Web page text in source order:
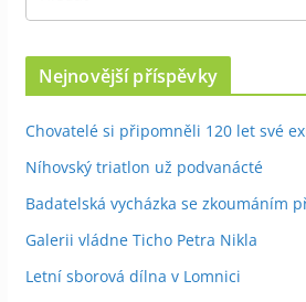
Nejnovější příspěvky
Chovatelé si připomněli 120 let své
Níhovský triatlon už podvanácté
Badatelská vycházka se zkoumáním
Galerii vládne Ticho Petra Nikla
Letní sborová dílna v Lomnici